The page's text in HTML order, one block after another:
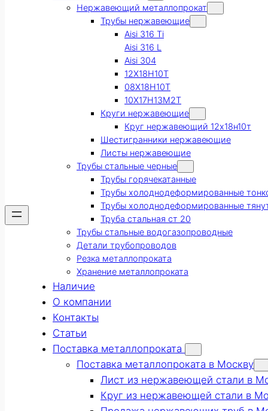
Нержавеющий металлопрокат
Трубы нержавеющие
Aisi 316 Ti
Aisi 316 L
Aisi 304
12Х18Н10Т
08Х18Н10Т
10Х17Н13М2Т
Круги нержавеющие
Круг нержавеющий 12х18н10т
Шестигранники нержавеющие
Листы нержавеющие
Трубы стальные черные
Трубы горячекатанные
Трубы холоднодеформированные
Трубы холоднодеформированные
Труба стальная ст 20
Трубы стальные водогазопроводные
Детали трубопроводов
Резка металлопроката
Хранение металлопроката
Наличие
О компании
Контакты
Статьи
Поставка металлопроката
Поставка металлопроката в Москву
Лист из нержавеющей стали в
Круг из нержавеющей стали в